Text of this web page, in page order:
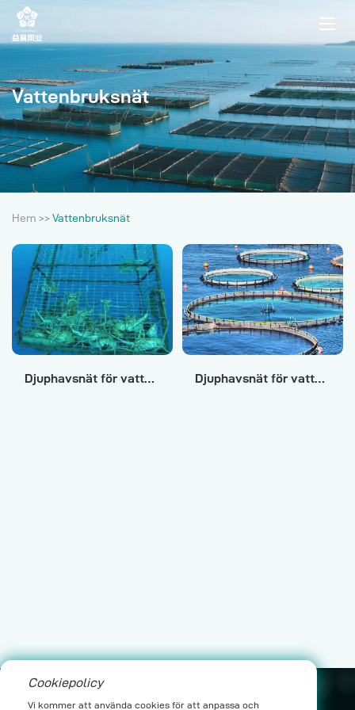
Vattenbruksnät
Hem >> Vattenbruksnät
Djuphavsnät för vattenbruk Djuphavsnät för vattenbruk
leo@yichenwykj.com
Cookiepolicy
Vi kommer att använda cookies för att anpassa och